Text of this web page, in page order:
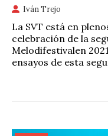
Iván Trejo
La SVT está en
celebración de la
Melodifestivalen
ensayos de esta